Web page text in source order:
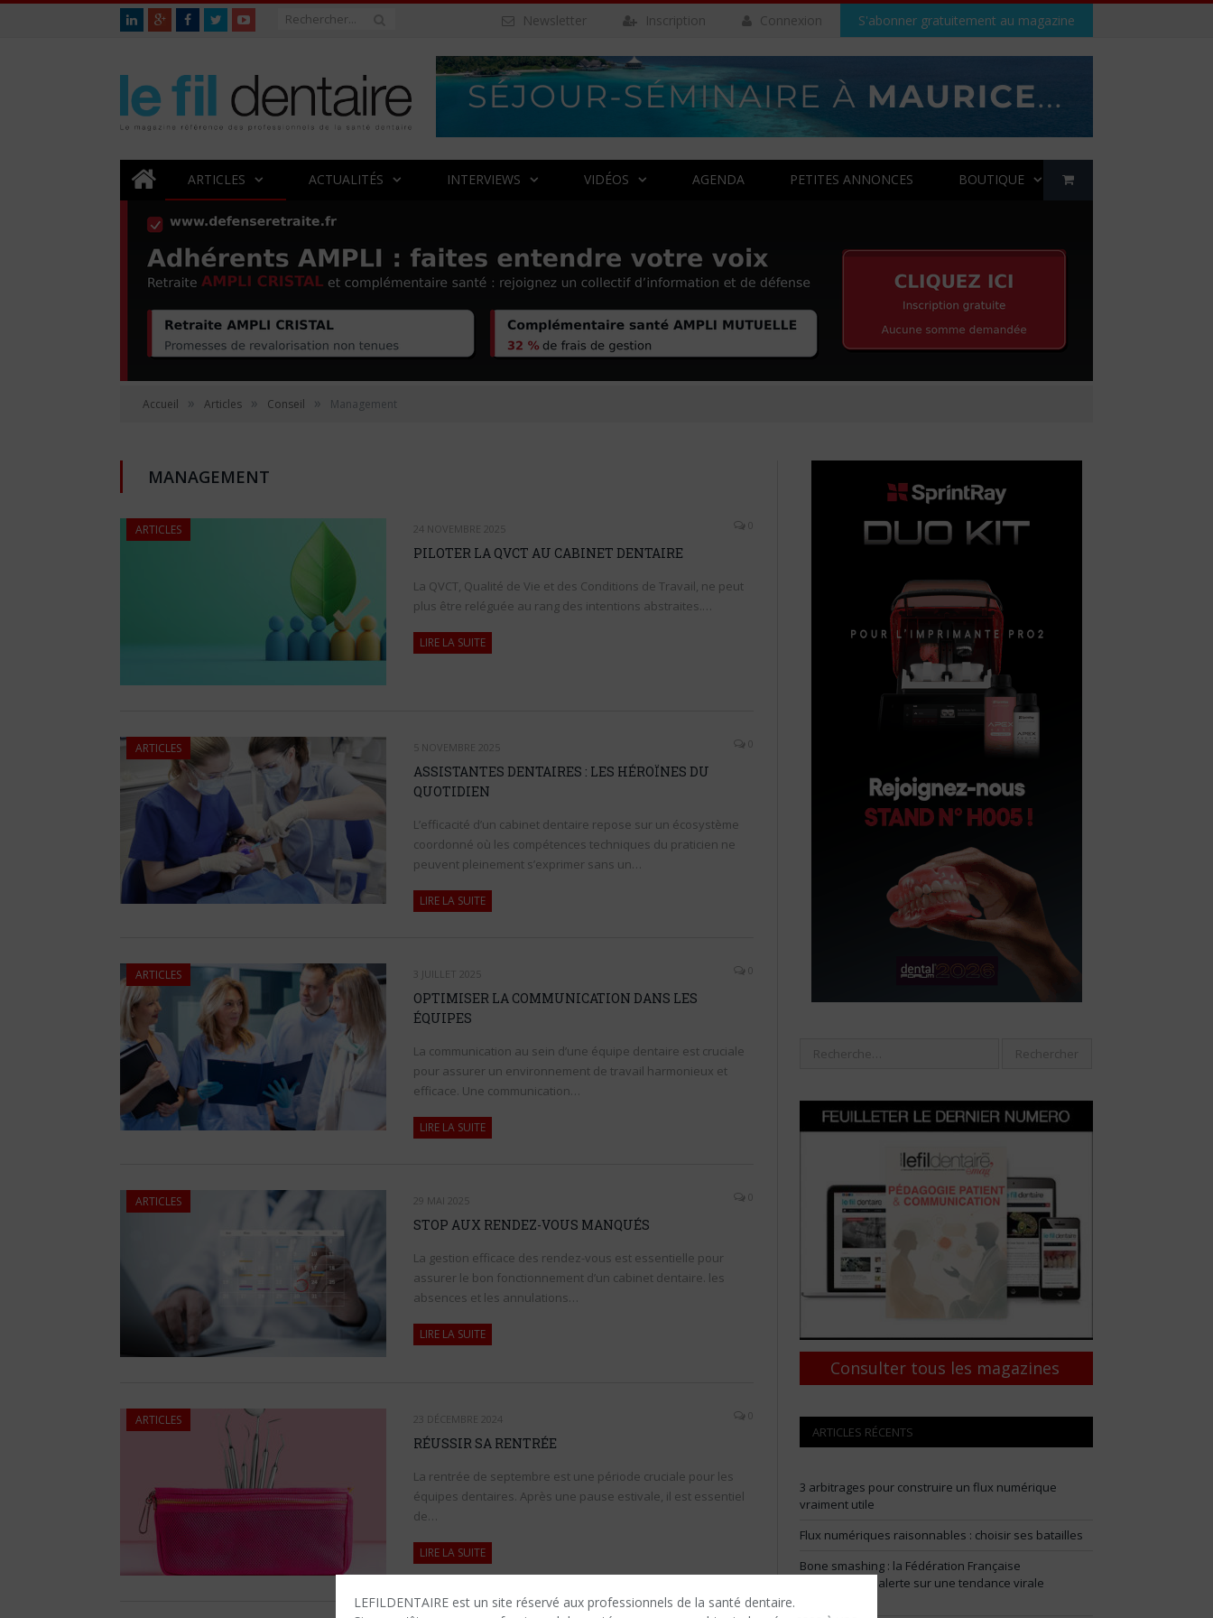
LEFILDENTAIRE est un site réservé aux professionnels de la santé dentaire.
S'abonner gratuitement au magazine
Connexion
Inscription
Newsletter
ARTICLES ACTUALITÉS INTERVIEWS VIDÉOS AGENDA PETITES ANNONCES BOUTIQUE
Accueil » Articles » Conseil » Management
MANAGEMENT
ARTICLES 24 NOVEMBRE 2025 0
PILOTER LA QVCT AU CABINET DENTAIRE
La QVCT, Qualité de Vie et des Conditions de Travail, ne peut
plus être reléguée au rang des intentions abstraites.…
LIRE LA SUITE
ARTICLES 5 NOVEMBRE 2025 0
ASSISTANTES DENTAIRES : LES HÉROÏNES DU
QUOTIDIEN
L’efficacité d’un cabinet dentaire repose sur un écosystème
coordonné où les compétences techniques du praticien ne
peuvent pleinement s’exprimer sans un…
LIRE LA SUITE
ARTICLES 3 JUILLET 2025 0
OPTIMISER LA COMMUNICATION DANS LES
ÉQUIPES
La communication au sein d’une équipe dentaire est cruciale
pour assurer un environnement de travail harmonieux et
efficace. Une communication…
LIRE LA SUITE
ARTICLES 29 MAI 2025 0
STOP AUX RENDEZ-VOUS MANQUÉS
La gestion efficace des rendez-vous est essentielle pour
assurer le bon fonctionnement d’un cabinet dentaire. les
absences et les annulations…
LIRE LA SUITE
ARTICLES 23 DÉCEMBRE 2024 0
RÉUSSIR SA RENTRÉE
La rentrée de septembre est une période cruciale pour les
équipes dentaires. Après une pause estivale, il est essentiel
de…
LIRE LA SUITE
Consulter tous les magazines
ARTICLES RÉCENTS
3 arbitrages pour construire un flux numérique
vraiment utile
Flux numériques raisonnables : choisir ses batailles
Bone smashing : la Fédération Française
d’Orthodontie alerte sur une tendance virale